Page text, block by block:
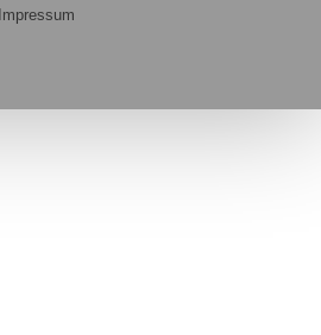
Impressum